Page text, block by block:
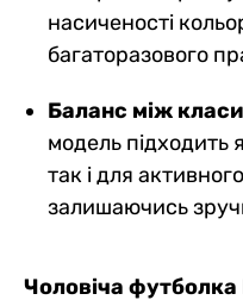
насиченості
багаторазового
Баланс між
модель підходить
так і для
залишаючись
Чоловіча